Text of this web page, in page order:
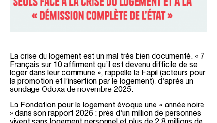
La crise du logement est un mal très bien documenté. « 7
Français sur 10 affirment qu’il est devenu difficile de se
loger dans leur commune », rappelle la Fapil (acteurs pour
la promotion et l’insertion par le logement), d’après un
sondage Odoxa de novembre 2025.
La Fondation pour le logement évoque une « année noire
» dans son rapport 2026 : près d’un million de personnes